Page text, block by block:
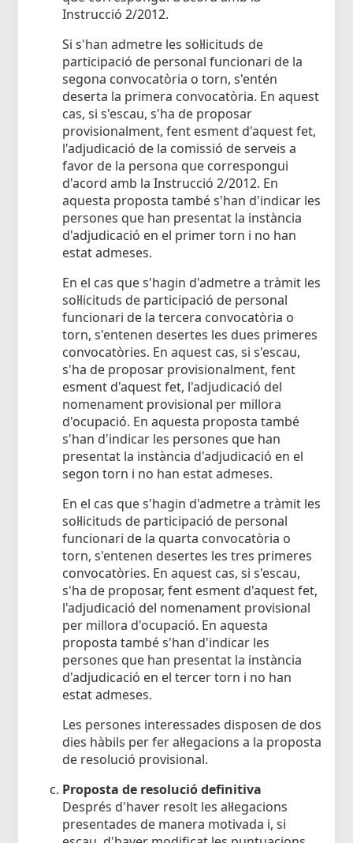
Instrucció 2/2012.
Si s'han admetre les sol·licituds de
participació de personal funcionari de la
segona convocatòria o torn, s'entén
deserta la primera convocatòria. En aquest
cas, si s'escau, s'ha de proposar
provisionalment, fent esment d'aquest fet,
l'adjudicació de la comissió de serveis a
favor de la persona que correspongui
d'acord amb la Instrucció 2/2012. En
aquesta proposta també s'han d'indicar les
persones que han presentat la instància
d'adjudicació en el primer torn i no han
estat admeses.
En el cas que s'hagin d'admetre a tràmit les
sol·licituds de participació de personal
funcionari de la tercera convocatòria o
torn, s'entenen desertes les dues primeres
convocatòries. En aquest cas, si s'escau,
s'ha de proposar provisionalment, fent
esment d'aquest fet, l'adjudicació del
nomenament provisional per millora
d'ocupació. En aquesta proposta també
s'han d'indicar les persones que han
presentat la instància d'adjudicació en el
segon torn i no han estat admeses.
En el cas que s'hagin d'admetre a tràmit les
sol·licituds de participació de personal
funcionari de la quarta convocatòria o
torn, s'entenen desertes les tres primeres
convocatòries. En aquest cas, si s'escau,
s'ha de proposar, fent esment d'aquest fet,
l'adjudicació del nomenament provisional
per millora d'ocupació. En aquesta
proposta també s'han d'indicar les
persones que han presentat la instància
d'adjudicació en el tercer torn i no han
estat admeses.
Les persones interessades disposen de dos
dies hàbils per fer al·legacions a la proposta
de resolució provisional.
Proposta de resolució definitiva
Després d'haver resolt les al·legacions
presentades de manera motivada i, si